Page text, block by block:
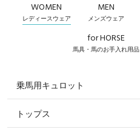
WOMEN
レディースウェア
MEN
メンズウェア
for HORSE
馬具・馬のお手入れ用品
乗馬用キュロット
すべてのキュロット
トップス